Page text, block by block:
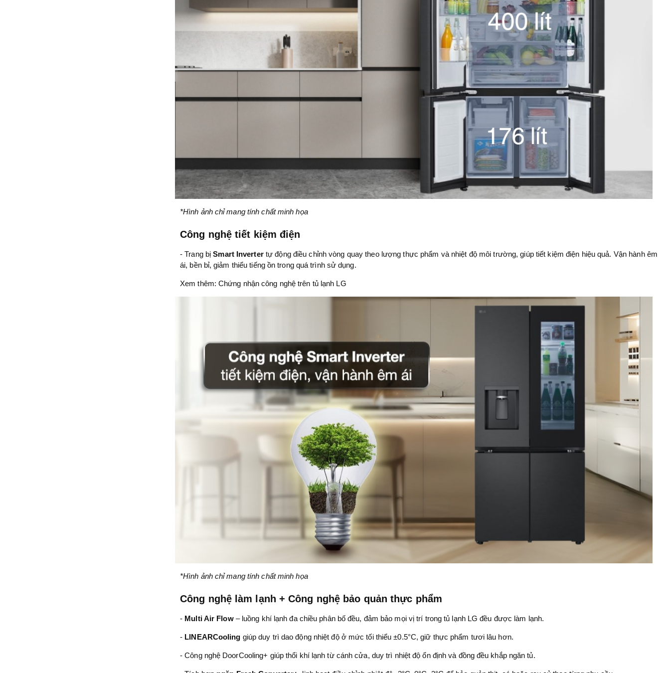
*Hình ảnh chỉ mang tính chất minh họa
Công nghệ tiết kiệm điện
- Trang bịSmart Invertertự động điều chỉnh vòng quay theo lượng thực phẩm và nhiệt độ môi trường, giúp tiết kiệm điện hiệu quả. Vận hành êm
ái, bền bỉ, giảm thiểu tiếng ồn trong quá trình sử dụng.
Xem thêm: Chứng nhận công nghệ trên tủ lạnh LG
*Hình ảnh chỉ mang tính chất minh họa
Công nghệ làm lạnh + Công nghệ bảo quản thực phẩm
- Multi Air Flow– luồng khí lạnh đa chiều phân bố đều, đảm bảo mọi vị trí trong tủ lạnh LG đều được làm lạnh.
- LINEARCooling giúp duy trì dao động nhiệt độ ở mức tối thiểu ±0.5°C, giữ thực phẩm tươi lâu hơn.
- Công nghệ DoorCooling+ giúp thổi khí lạnh từ cánh cửa, duy trì nhiệt độ ổn định và đồng đều khắp ngăn tủ.